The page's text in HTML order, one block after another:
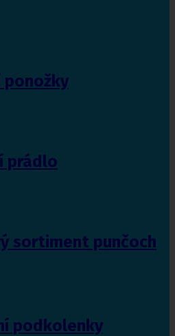
ponožky
prádlo
sortiment punčoch
podkolenky